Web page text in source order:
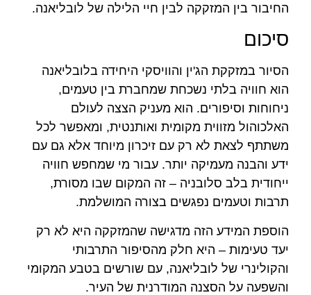
החיבור בין המזקקה לבין חיי הלילה של לובליאנה.
סיכום
הסיור במזקקת הג'ין והוויסקי היחידה בלובליאנה
הוא חוויה בלתי נשכחת שמחברת בין טעמים,
ניחוחות וסיפורים. הוא מעניק הצצה לעולם
האלכוהול מזווית מקומית ואותנטית, ומאפשר לכל
משתתף לצאת לא רק עם זיכרון מיוחד אלא גם עם
ידע והבנה מעמיקה יותר. עבור מי שמחפש חוויה
ייחודית בלב סלובניה – זה המקום שבו מסורת,
תרבות וטעמים נפגשים בצורה המושלמת.
הוספת המידע הזה מדגישה שהמזקקה היא לא רק
יעד טעימות – היא חלק מהסיפור התרבותי
והקולינרי של לובליאנה, עם שורשים בטבע המקומי
והשפעה על הסצנה המודרנית של העיר.